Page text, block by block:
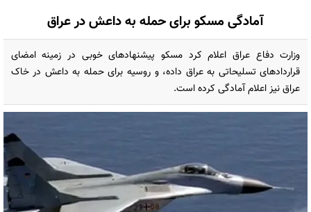
آمادگی مسکو برای حمله به داعش در عراق
وزارت دفاع عراق اعلام کرد مسکو پیشنهادهای خوبی در زمینه امضای
قراردادهای تسلیحاتی به عراق داده، و روسیه برای حمله به داعش در خاک
عراق نیز اعلام آمادگی کرده است.